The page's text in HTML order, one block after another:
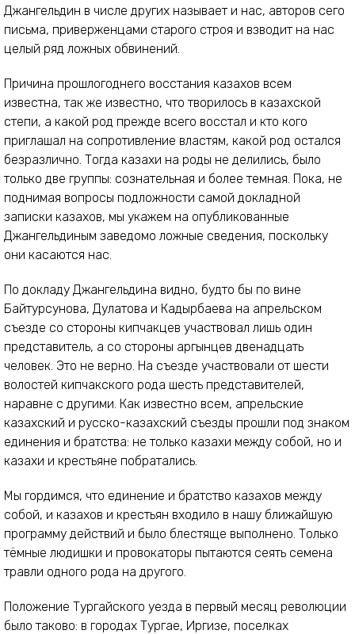
Джангельдин в числе других называет и нас, авторов сего
письма, приверженцами старого строя и взводит на нас
целый ряд ложных обвинений.
Причина прошлогоднего восстания казахов всем
известна, так же известно, что творилось в казахской
степи, а какой род прежде всего восстал и кто кого
приглашал на сопротивление властям, какой род остался
безразлично. Тогда казахи на роды не делились, было
только две группы: сознательная и более темная. Пока, не
поднимая вопросы подложности самой докладной
записки казахов, мы укажем на опубликованные
Джангельдиным заведомо ложные сведения, поскольку
они касаются нас.
По докладу Джангельдина видно, будто бы по вине
Байтурсунова, Дулатова и Кадырбаева на апрельском
съезде со стороны кипчакцев участвовал лишь один
представитель, а со стороны аргынцев двенадцать
человек. Это не верно. На съезде участвовали от шести
волостей кипчакского рода шесть представителей,
наравне с другими. Как известно всем, апрельские
казахский и русско-казахский съезды прошли под знаком
единения и братства: не только казахи между собой, но и
казахи и крестьяне побратались.
Мы гордимся, что единение и братство казахов между
собой, и казахов и крестьян входило в нашу ближайшую
программу действий и было блестяще выполнено. Только
тёмные людишки и провокаторы пытаются сеять семена
травли одного рода на другого.
Положение Тургайского уезда в первый месяц революции
было таково: в городах Тургае, Иргизе, поселках